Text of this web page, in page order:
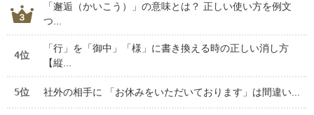
「邂逅（かいこう）」の意味とは？ 正しい使い方を例文
つ...
4位
「行」を「御中」「様」に書き換える時の正しい消し方
【縦...
5位 社外の相手に 「お休みをいただいております」は間違い...